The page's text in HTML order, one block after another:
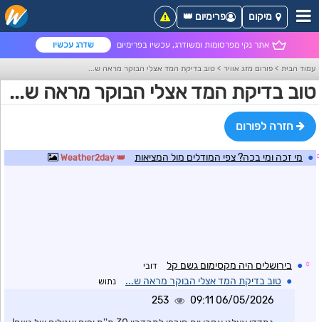
אתר נקי מפרסומות ומשודרג, עכשיו בפרימיום שדרג עכשיו
מיקום פרימיום 👑
עמוד הבית > פורום מזג אוויר > טוב בדיקת המד אצלי הבוקר מראה ש...
טוב בדיקת המד אצלי הבוקר מראה ש...
חזרה לפורום
● מי זכה ומי בכה? צפי המודלים מול המציאות
☼
● בירושלים היה מקסימום גשם קל דובי
● טוב בדיקת המד אצלי הבוקר מראה ש... נתוש
06/05/2026 09:11
253